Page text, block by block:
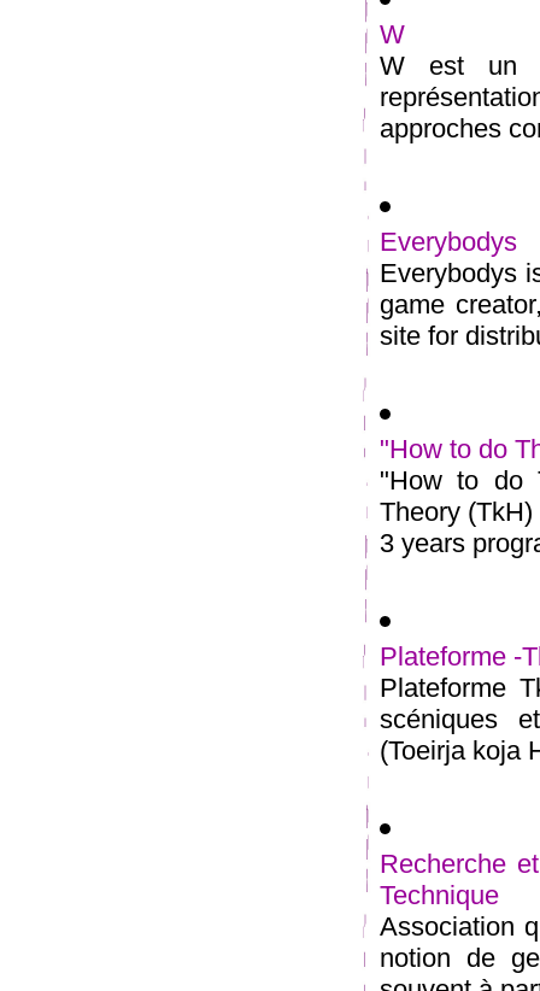
W
W est un
approches
Everybodys
Everybodys
game
site for
"How to do
"How to do
Theory
3 years
Plateforme -
Plateforme
scéniques
(Toeirja koja
Recherche
Technique
Association
notion de